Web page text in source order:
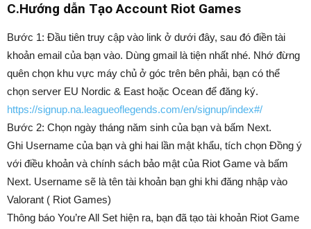
C.Hướng dẫn Tạo Account Riot Games
Bước 1: Đầu tiên truy cập vào link ở dưới đây, sau đó điền tài
khoản email của bạn vào. Dùng gmail là tiện nhất nhé. Nhớ đừng
quên chọn khu vực máy chủ ở góc trên bên phải, bạn có thể
chọn server EU Nordic & East hoặc Ocean để đăng ký.
https://signup.na.leagueoflegends.com/en/signup/index#/
Bước 2: Chọn ngày tháng năm sinh của bạn và bấm Next.
Ghi Username của bạn và ghi hai lần mật khẩu, tích chọn Đồng ý
với điều khoản và chính sách bảo mật của Riot Game và bấm
Next. Username sẽ là tên tài khoản bạn ghi khi đăng nhập vào
Valorant ( Riot Games)
Thông báo You’re All Set hiện ra, bạn đã tạo tài khoản Riot Game